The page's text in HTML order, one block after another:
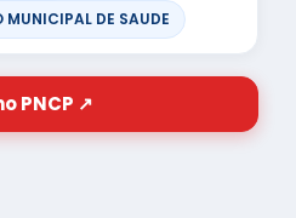
DE SAUDE
PNCP ↗